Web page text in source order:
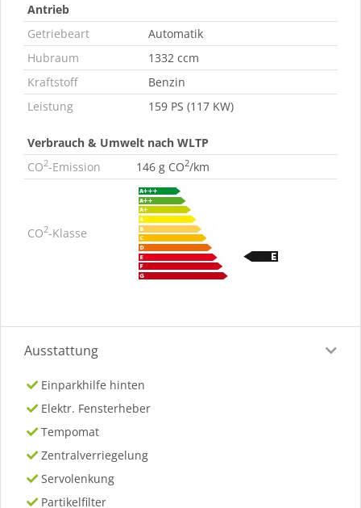
Antrieb
Getriebeart
Automatik
Hubraum
1332 ccm
Kraftstoff
Benzin
Leistung
159 PS (117 KW)
Verbrauch & Umwelt nach WLTP
CO2-Emission 146 g CO2/km
CO2-Klasse
Ausstattung
Einparkhilfe hinten
Elektr. Fensterheber
Tempomat
Zentralverriegelung
Servolenkung
Partikelfilter